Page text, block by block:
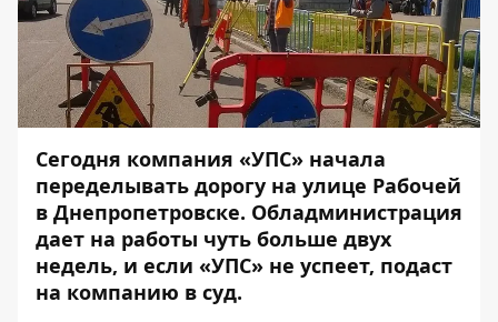
Сегодня компания «УПС» начала
переделывать дорогу на улице Рабочей
в Днепропетровске. Обладминистрация
дает на работы чуть больше двух
недель, и если «УПС» не успеет, подаст
на компанию в суд.